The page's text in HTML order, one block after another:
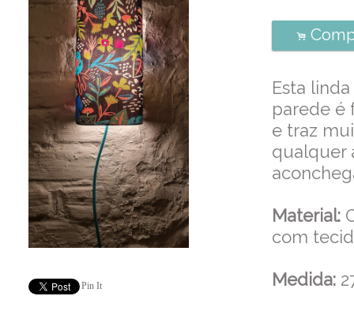
Pin It
.
Esta
parede é
e traz
qualquer
Material:
com
Medida: